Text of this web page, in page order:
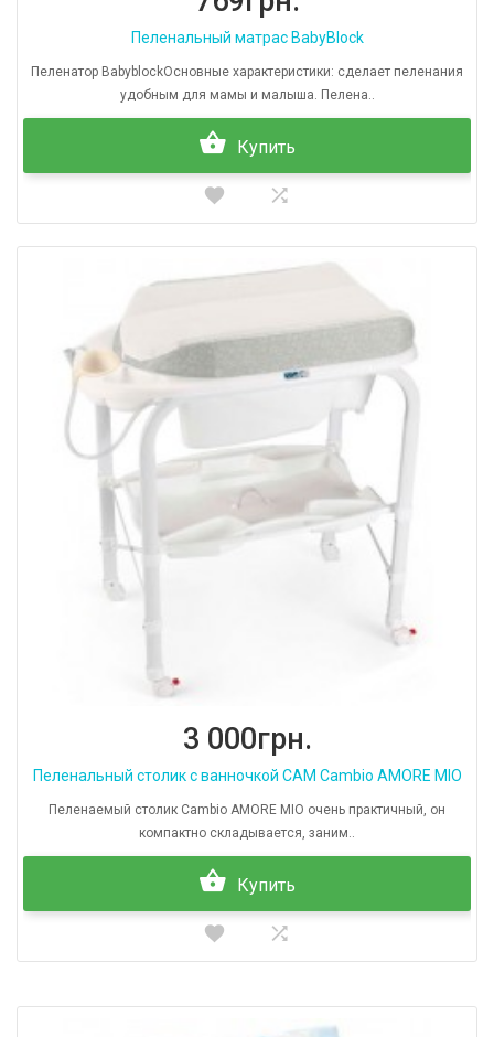
Пеленальный матрас BabyBlock
Пеленатор BabyblockОсновные характеристики: сделает пеленания
удобным для мамы и малыша. Пелена..
Купить
3 000грн.
Пеленальный столик с ванночкой CAM Cambio AMORE MIO
Пеленаемый столик Cambio AMORE MIO очень практичный, он
компактно складывается, заним..
Купить